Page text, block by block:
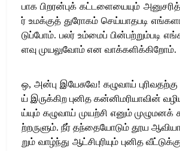
பாக பிறரன்புக் கட்டளையையும்
ர் உமக்குத் துரோகம் செய்யாதபடி
டுப்போம். பலர் உம்மைப் பின்பற்றும்படி
ளவு முயலுவோம் என வாக்களிக்கிறோம்.
ஒ, அன்பு இயேசுவே! கழுவாய் புரிவதற்கு
ய் இருக்கிற புனித கன்னிமரியாவின்
ய்யும் கழுவாய் முயற்சி எனும் முழுமனக்
ற்றருளும். நீர் தந்தையோடும் தூய
றும் வாழ்ந்து ஆட்சிபுரியும் புனித